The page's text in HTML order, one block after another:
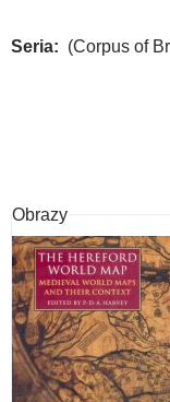
Seria (Corpus of
Obrazy